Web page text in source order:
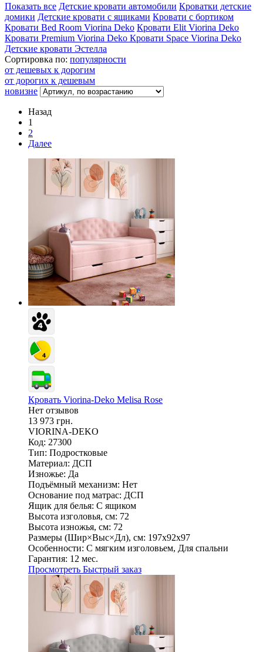
Показать все Детские кровати автомобили Кроватки детские
домики Детские кровати с ящиками Кровати с бортиком
Кровати Bed Room Viorina Deko Кровати Elit Viorina Deko
Кровати Premium Viorina Deko Кровати Space Viorina Deko
Детские кровати Эстелла
Сортировка по: популярности
от дешевых к дорогим
от дорогих к дешевым
новизне
Назад
1
2
Далее
Кровать Viorina-Deko Melisa Rose
Нет отзывов
13 973 грн.
VIORINA-DEKO
Код: 27300
Тип: Подростковые
Материал: ДСП
Изножье: Да
Подъёмный механизм: Нет
Основание под матрас: ДСП
Ящик для белья: С ящиком
Высота изголовья, см: 72
Высота изножья, см: 72
Размеры (Шир×Выс×Дл), см: 197х92х97
Особенности: С мягким изголовьем, Для спальни
Гарантия: 12 мес.
Просмотреть Быстрый заказ